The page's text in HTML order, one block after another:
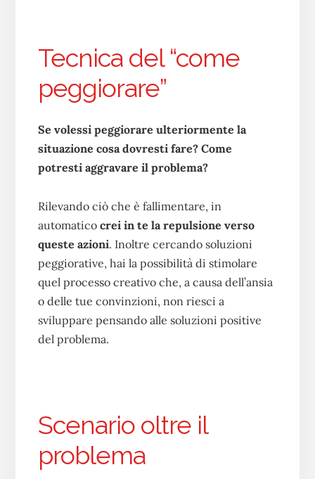
Tecnica del “come
peggiorare”
Se volessi peggiorare ulteriormente la
situazione cosa dovresti fare? Come
potresti aggravare il problema?
Rilevando ciò che è fallimentare, in
automaticocrei in te la repulsione verso
queste azioni. Inoltre cercando soluzioni
peggiorative, hai la possibilità di stimolare
quel processo creativo che, a causa dell’ansia
o delle tue convinzioni, non riesci a
sviluppare pensando alle soluzioni positive
del problema.
Scenario oltre il
problema